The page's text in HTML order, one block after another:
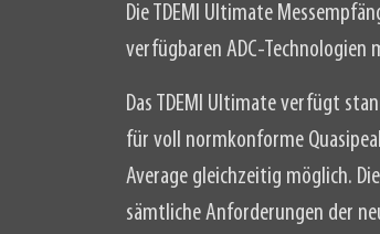
Die TDEMI Ultimate
verfügbaren ADC-Technologien
Das TDEMI Ultimate verfügt
für voll normkonforme
Average gleichzeitig möglich.
sämtliche Anforderungen der